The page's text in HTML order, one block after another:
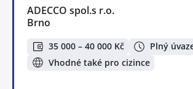
ADECCO spol.s r.o.
Brno
35 000 – 40 000 Kč
Plný
Vhodné také pro cizince